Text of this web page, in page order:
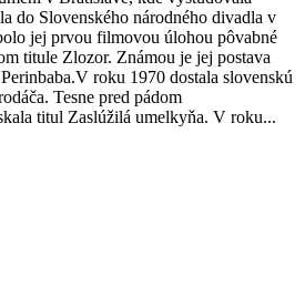
do Slovenského národného divadla v
jej prvou filmovou úlohou pôvabné
titule Zlozor. Známou je jej postava
roku 1970 dostala slovenskú
Tesne pred pádom
titul Zaslúžilá umelkyňa. V roku...